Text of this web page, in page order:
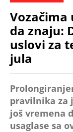
Vozačima
da znaju:
uslovi za
jula
pravilnika za
još vremena
usaglase sa